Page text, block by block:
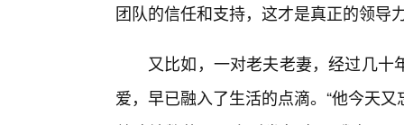
团队的信任和支持，这才是真正的领导
又比如，一对老夫老妻，经过几
爱，早已融入了生活的点滴。“他今天